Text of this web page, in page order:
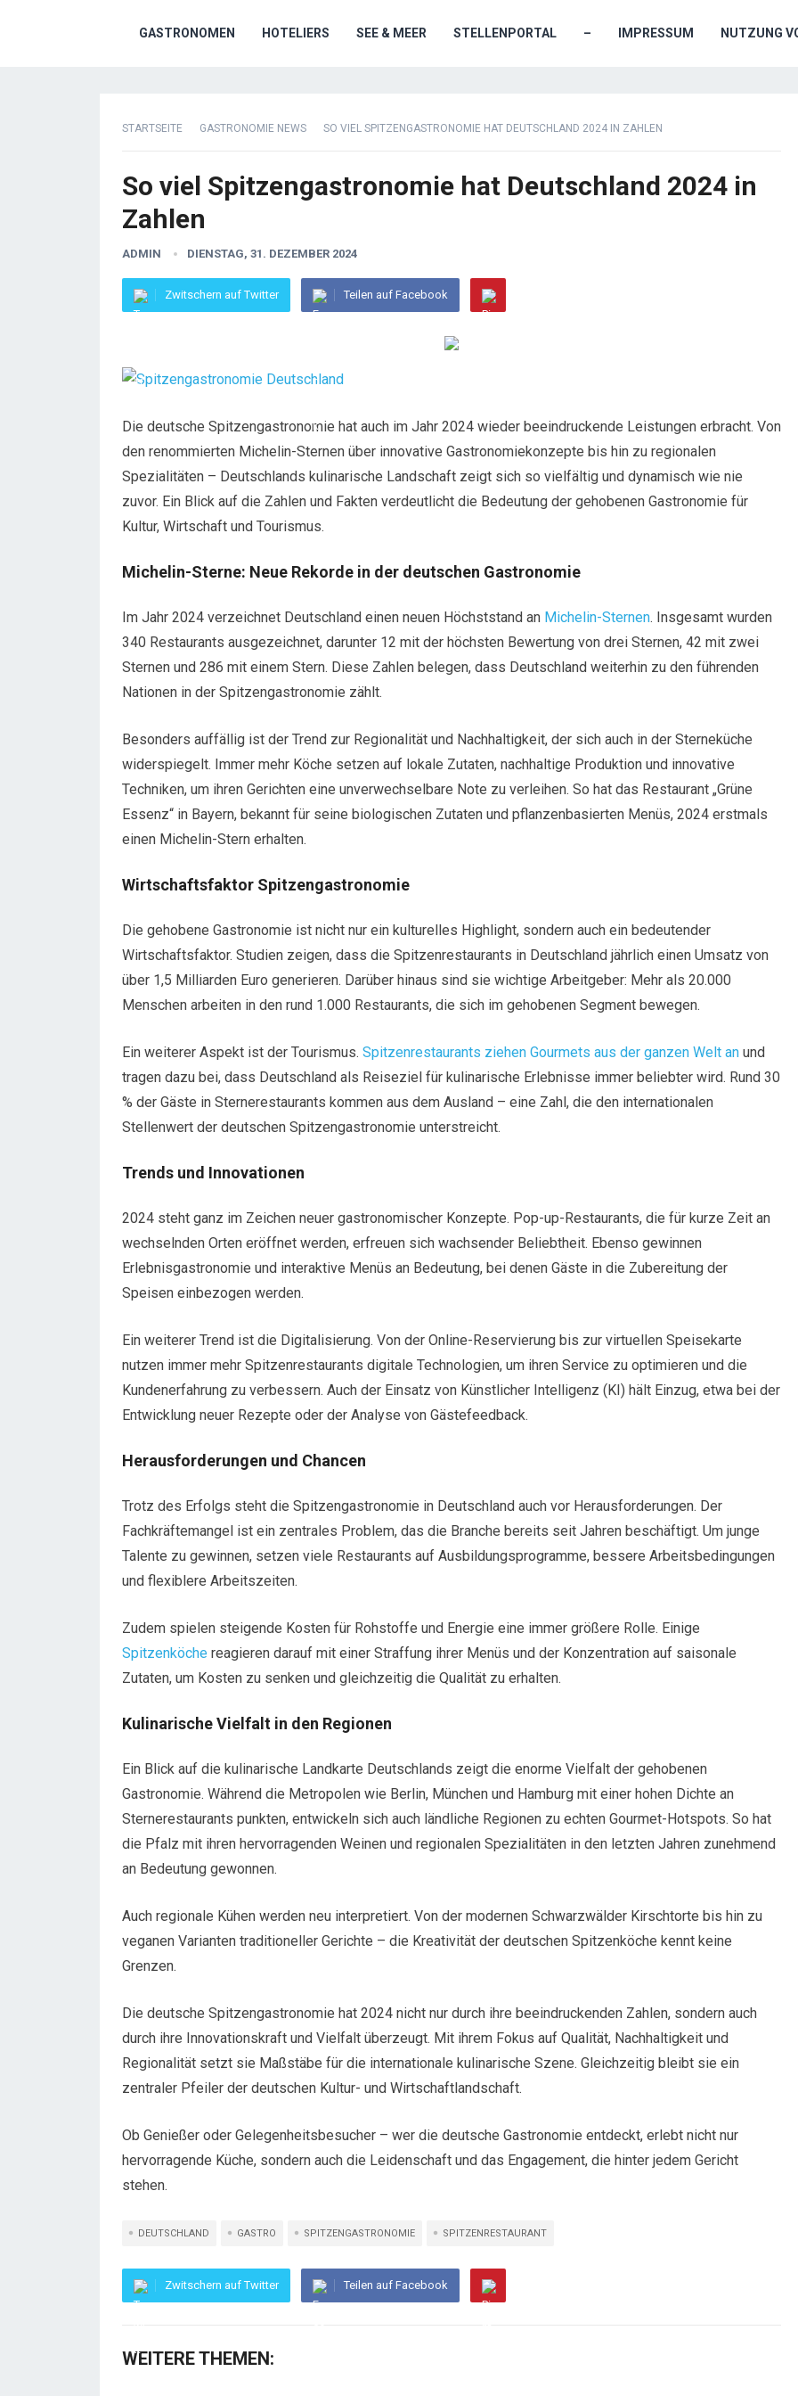
GASTRONOMEN HOTELIERS SEE & MEER STELLENPORTAL – IMPRESSUM NUTZUNG
STARTSEITE GASTRONOMIE NEWS SO VIEL SPITZENGASTRONOMIE HAT DEUTSCHLAND 2024 IN ZAHLEN
So viel Spitzengastronomie hat Deutschland 2024 in
Zahlen
ADMIN DIENSTAG, 31. DEZEMBER 2024
Zwitschern auf Twitter Teilen auf Facebook
Die deutsche Spitzengastronomie hat auch im Jahr 2024 wieder beeindruckende Leistungen erbracht. Von
den renommierten Michelin-Sternen über innovative Gastronomiekonzepte bis hin zu regionalen
Spezialitäten – Deutschlands kulinarische Landschaft zeigt sich so vielfältig und dynamisch wie nie
zuvor. Ein Blick auf die Zahlen und Fakten verdeutlicht die Bedeutung der gehobenen Gastronomie für
Kultur, Wirtschaft und Tourismus.
Michelin-Sterne: Neue Rekorde in der deutschen Gastronomie
Im Jahr 2024 verzeichnet Deutschland einen neuen Höchststand an Michelin-Sternen. Insgesamt wurden
340 Restaurants ausgezeichnet, darunter 12 mit der höchsten Bewertung von drei Sternen, 42 mit zwei
Sternen und 286 mit einem Stern. Diese Zahlen belegen, dass Deutschland weiterhin zu den führenden
Nationen in der Spitzengastronomie zählt.
Besonders auffällig ist der Trend zur Regionalität und Nachhaltigkeit, der sich auch in der Sterneküche
widerspiegelt. Immer mehr Köche setzen auf lokale Zutaten, nachhaltige Produktion und innovative
Techniken, um ihren Gerichten eine unverwechselbare Note zu verleihen. So hat das Restaurant „Grüne
Essenz“ in Bayern, bekannt für seine biologischen Zutaten und pflanzenbasierten Menüs, 2024 erstmals
einen Michelin-Stern erhalten.
Wirtschaftsfaktor Spitzengastronomie
Die gehobene Gastronomie ist nicht nur ein kulturelles Highlight, sondern auch ein bedeutender
Wirtschaftsfaktor. Studien zeigen, dass die Spitzenrestaurants in Deutschland jährlich einen Umsatz von
über 1,5 Milliarden Euro generieren. Darüber hinaus sind sie wichtige Arbeitgeber: Mehr als 20.000
Menschen arbeiten in den rund 1.000 Restaurants, die sich im gehobenen Segment bewegen.
Ein weiterer Aspekt ist der Tourismus. Spitzenrestaurants ziehen Gourmets aus der ganzen Welt an und
tragen dazu bei, dass Deutschland als Reiseziel für kulinarische Erlebnisse immer beliebter wird. Rund 30
% der Gäste in Sternerestaurants kommen aus dem Ausland – eine Zahl, die den internationalen
Stellenwert der deutschen Spitzengastronomie unterstreicht.
Trends und Innovationen
2024 steht ganz im Zeichen neuer gastronomischer Konzepte. Pop-up-Restaurants, die für kurze Zeit an
wechselnden Orten eröffnet werden, erfreuen sich wachsender Beliebtheit. Ebenso gewinnen
Erlebnisgastronomie und interaktive Menüs an Bedeutung, bei denen Gäste in die Zubereitung der
Speisen einbezogen werden.
Ein weiterer Trend ist die Digitalisierung. Von der Online-Reservierung bis zur virtuellen Speisekarte
nutzen immer mehr Spitzenrestaurants digitale Technologien, um ihren Service zu optimieren und die
Kundenerfahrung zu verbessern. Auch der Einsatz von Künstlicher Intelligenz (KI) hält Einzug, etwa bei der
Entwicklung neuer Rezepte oder der Analyse von Gästefeedback.
Herausforderungen und Chancen
Trotz des Erfolgs steht die Spitzengastronomie in Deutschland auch vor Herausforderungen. Der
Fachkräftemangel ist ein zentrales Problem, das die Branche bereits seit Jahren beschäftigt. Um junge
Talente zu gewinnen, setzen viele Restaurants auf Ausbildungsprogramme, bessere Arbeitsbedingungen
und flexiblere Arbeitszeiten.
Zudem spielen steigende Kosten für Rohstoffe und Energie eine immer größere Rolle. Einige
Spitzenköche reagieren darauf mit einer Straffung ihrer Menüs und der Konzentration auf saisonale
Zutaten, um Kosten zu senken und gleichzeitig die Qualität zu erhalten.
Kulinarische Vielfalt in den Regionen
Ein Blick auf die kulinarische Landkarte Deutschlands zeigt die enorme Vielfalt der gehobenen
Gastronomie. Während die Metropolen wie Berlin, München und Hamburg mit einer hohen Dichte an
Sternerestaurants punkten, entwickeln sich auch ländliche Regionen zu echten Gourmet-Hotspots. So hat
die Pfalz mit ihren hervorragenden Weinen und regionalen Spezialitäten in den letzten Jahren zunehmend
an Bedeutung gewonnen.
Auch regionale Kühen werden neu interpretiert. Von der modernen Schwarzwälder Kirschtorte bis hin zu
veganen Varianten traditioneller Gerichte – die Kreativität der deutschen Spitzenköche kennt keine
Grenzen.
Die deutsche Spitzengastronomie hat 2024 nicht nur durch ihre beeindruckenden Zahlen, sondern auch
durch ihre Innovationskraft und Vielfalt überzeugt. Mit ihrem Fokus auf Qualität, Nachhaltigkeit und
Regionalität setzt sie Maßstäbe für die internationale kulinarische Szene. Gleichzeitig bleibt sie ein
zentraler Pfeiler der deutschen Kultur- und Wirtschaftlandschaft.
Ob Genießer oder Gelegenheitsbesucher – wer die deutsche Gastronomie entdeckt, erlebt nicht nur
hervorragende Küche, sondern auch die Leidenschaft und das Engagement, die hinter jedem Gericht
stehen.
DEUTSCHLAND GASTRO SPITZENGASTRONOMIE SPITZENRESTAURANT
Zwitschern auf Twitter Teilen auf Facebook
WEITERE THEMEN: